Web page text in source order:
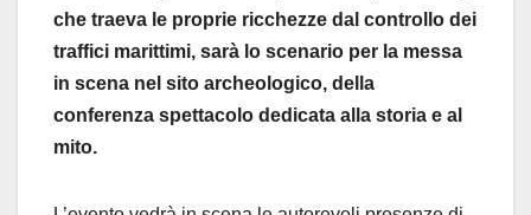
che traeva le proprie ricchezze dal controllo dei
traffici marittimi, sarà lo scenario per la messa
in scena nel sito archeologico, della
conferenza spettacolo dedicata alla storia e al
mito.